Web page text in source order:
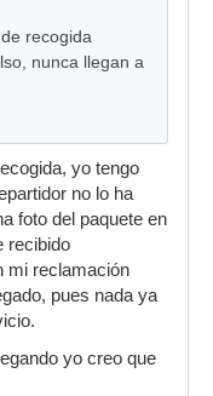
recogida
nunca llegan a
yo tengo
no lo ha
foto del paquete en
recibido
mi reclamación
pues nada ya
yo creo que